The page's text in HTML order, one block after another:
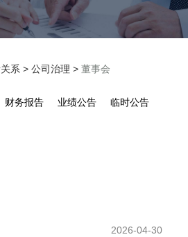
系 >公司治理 >董事会
财务报告 业绩公告 临时公告
2026-04-30